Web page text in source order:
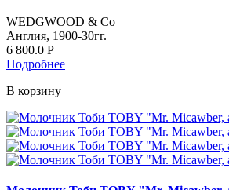
WEDGWOOD & Co
Англия, 1900-30гг.
6 800.0 Р
Подробнее
В корзину